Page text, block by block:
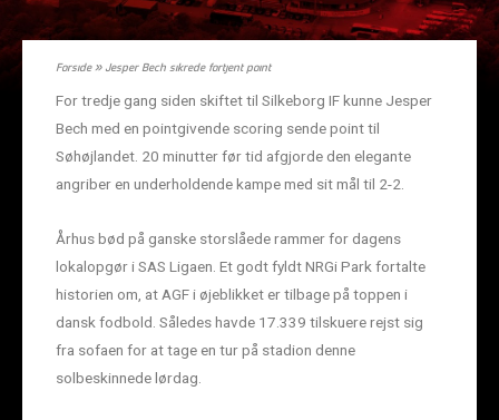
Forside» Jesper Bech sikrede fortjent point
For tredje gang siden skiftet til Silkeborg IF kunne Jesper
Bech med en pointgivende scoring sende point til
Søhøjlandet. 20 minutter før tid afgjorde den elegante
angriber en underholdende kampe med sit mål til 2-2.
Århus bød på ganske storslåede rammer for dagens
lokalopgør i SAS Ligaen. Et godt fyldt NRGi Park fortalte
historien om, at AGF i øjeblikket er tilbage på toppen i
dansk fodbold. Således havde 17.339 tilskuere rejst sig
fra sofaen for at tage en tur på stadion denne
solbeskinnede lørdag.